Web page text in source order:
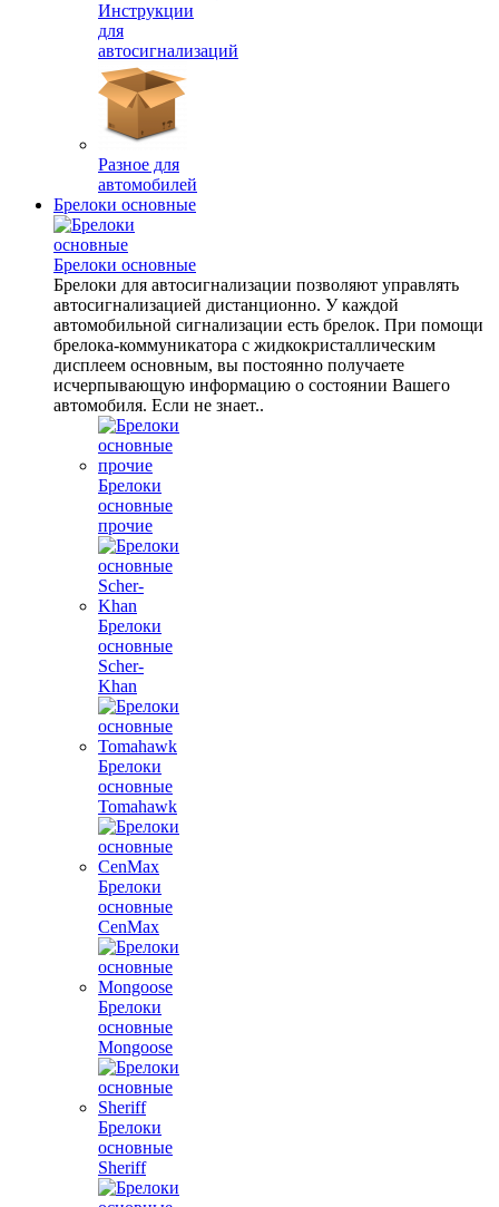
Инструкции
для
автосигнализаций
Разное для
автомобилей
Брелоки основные
Брелоки основные
Брелоки для автосигнализации позволяют управлять
автосигнализацией дистанционно. У каждой
автомобильной сигнализации есть брелок. При помощи
брелока-коммуникатора с жидкокристаллическим
дисплеем основным, вы постоянно получаете
исчерпывающую информацию о состоянии Вашего
автомобиля. Если не знает..
Брелоки
основные
прочие
Брелоки
основные
Scher-
Khan
Брелоки
основные
Tomahawk
Брелоки
основные
CenMax
Брелоки
основные
Mongoose
Брелоки
основные
Sheriff